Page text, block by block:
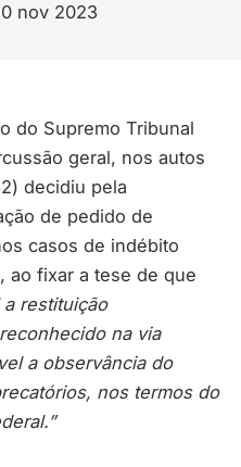
nov 2023
do Supremo Tribunal
geral, nos autos
decidiu pela
de pedido de
casos de indébito
ao fixar a tese de que
a restituição
na via
a observância do
nos termos do